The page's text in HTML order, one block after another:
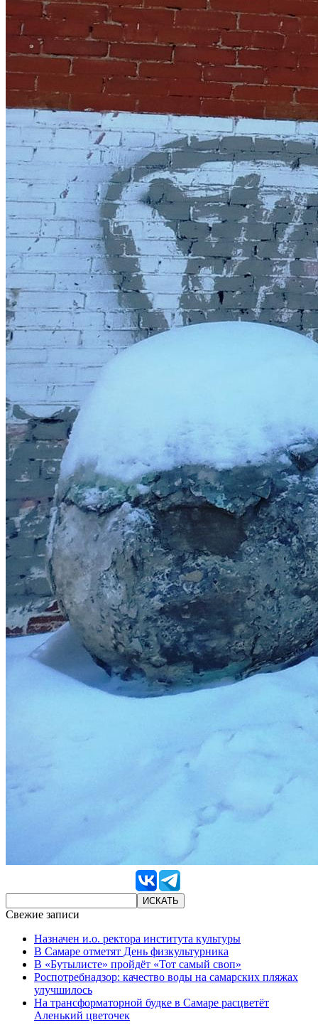
Свежие записи
Назначен и.о. ректора института культуры
В Самаре отметят День физкультурника
В «Бутылисте» пройдёт «Тот самый своп»
Роспотребнадзор: качество воды на самарских пляжах
улучшилось
На трансформаторной будке в Самаре расцветёт
Аленький цветочек